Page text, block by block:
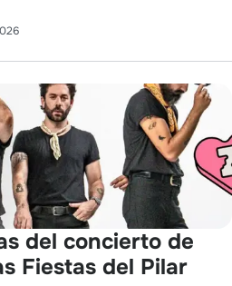
del concierto de
Fiestas del Pilar